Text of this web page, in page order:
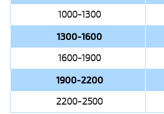
1000-1300
1300-1600
1600-1900
1900-2200
2200-2500